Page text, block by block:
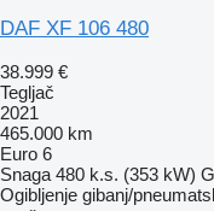
DAF XF 106 480
38.999 €
Tegljač
2021
465.000 km
Euro 6
Snaga 480 k.s. (353 kW)
Ogibljenje gibanj/